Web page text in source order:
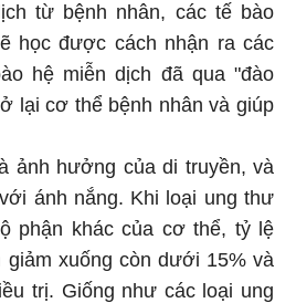
từ bệnh nhân, các tế bào
học được cách nhận ra các
hệ miễn dịch đã qua "đào
lại cơ thể bệnh nhân và giúp
ảnh hưởng của di truyền, và
ánh nắng. Khi loại ung thư
phận khác của cơ thể, tỷ lệ
giảm xuống còn dưới 15% và
trị. Giống như các loại ung